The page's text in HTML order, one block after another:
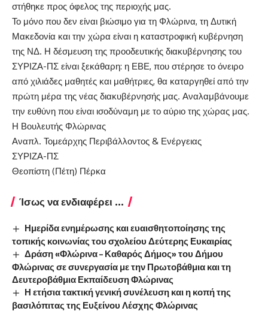
στήθηκε προς όφελος της περιοχής μας.
Το μόνο που δεν είναι βιώσιμο για τη Φλώρινα, τη Δυτική
Μακεδονία και την χώρα είναι η καταστροφική κυβέρνηση
της ΝΔ. Η δέσμευση της προοδευτικής διακυβέρνησης του
ΣΥΡΙΖΑ-ΠΣ είναι ξεκάθαρη: η ΕΒΕ, που στέρησε το όνειρο
από χιλιάδες μαθητές και μαθήτριες, θα καταργηθεί από την
πρώτη μέρα της νέας διακυβέρνησής μας. Αναλαμβάνουμε
την ευθύνη που είναι ισοδύναμη με το αύριο της χώρας μας.
Η Βουλευτής Φλώρινας
Αναπλ. Τομεάρχης Περιβάλλοντος & Ενέργειας
ΣΥΡΙΖΑ-ΠΣ
Θεοπίστη (Πέτη) Πέρκα
Ίσως να ενδιαφέρει ...
Ημερίδα ενημέρωσης και ευαισθητοποίησης της
τοπικής κοινωνίας του σχολείου Δεύτερης Ευκαιρίας
Δράση «Φλώρινα – Καθαρός Δήμος» του Δήμου
Φλώρινας σε συνεργασία με την Πρωτοβάθμια και τη
Δευτεροβάθμια Εκπαίδευση Φλώρινας
Η ετήσια τακτική γενική συνέλευση και η κοπή της
βασιλόπιτας της Ευξείνου Λέσχης Φλώρινας